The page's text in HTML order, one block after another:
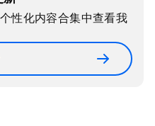
性化内容合集中查看我